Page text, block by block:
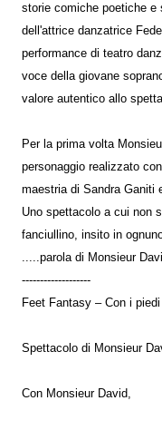
storie comiche poetiche e
dell'attrice danzatrice
performance di teatro
voce della giovane
valore autentico allo
Per la prima volta
personaggio realizzato
maestria di Sandra Ganiti
Uno spettacolo a cui non
fanciullino, insito in
.....parola di Monsieur
-------------------
Feet Fantasy – Con i
Spettacolo di Monsieur
Con Monsieur David,